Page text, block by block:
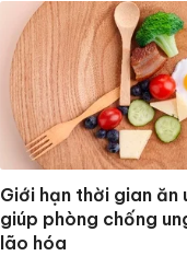
Giới hạn thời gian ăn
giúp phòng chống
lão hóa